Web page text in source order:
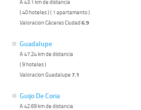
A 43.1 km de distancia
( 40 hoteles ) ( 1 apartamento )
Valoracion Cáceres Ciudad 6.9
Guadalupe
A 47.24 km de distancia
( 9 hoteles )
Valoracion Guadalupe 7.1
Guijo De Coria
A 42.69 km de distancia